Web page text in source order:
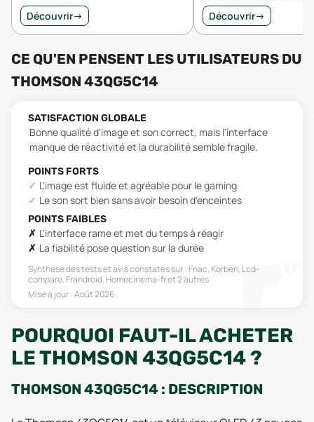
Découvrir→
Découvrir→
CE QU'EN PENSENT LES UTILISATEURS DU
THOMSON 43QG5C14
SATISFACTION GLOBALE
Bonne qualité d'image et son correct, mais l'interface
manque de réactivité et la durabilité semble fragile.
POINTS FORTS
L'image est fluide et agréable pour le gaming
Le son sort bien sans avoir besoin d'enceintes
POINTS FAIBLES
L'interface rame et met du temps à réagir
La fiabilité pose question sur la durée
Synthèse des tests et avis constatés sur : Fnac, Korben, Lcd-
compare, Frandroid, Homecinema-fret 2 autres
Mise à jour :Août 2026
POURQUOI FAUT-IL ACHETER
LE THOMSON 43QG5C14 ?
THOMSON 43QG5C14 : DESCRIPTION